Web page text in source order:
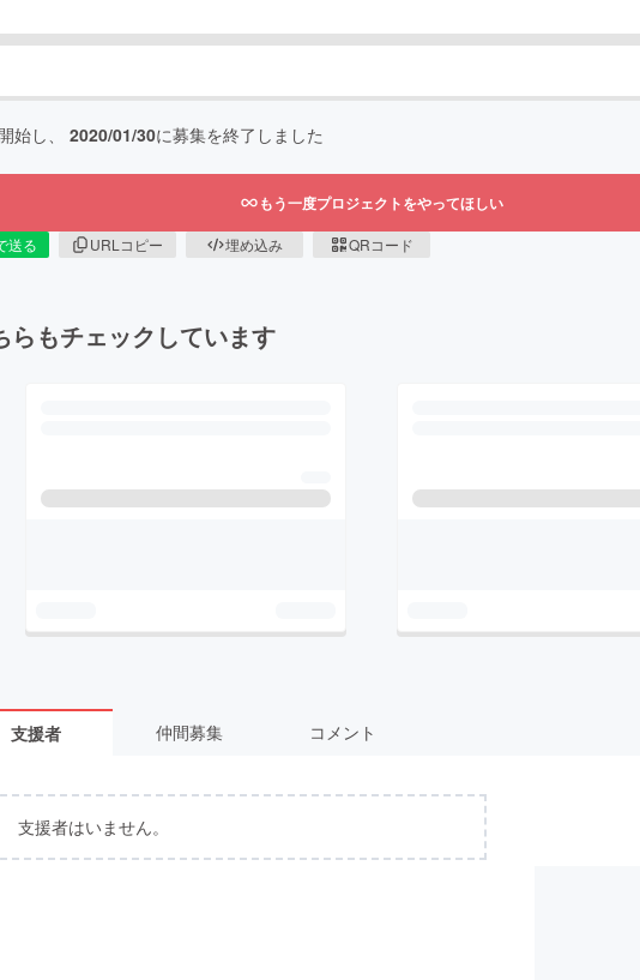
始し、 2020/01/30に募集を終了しました
もう一度プロジェクトをやってほしい
送る URLコピー 埋め込み QRコード
らもチェックしています
支援者 仲間募集 コメント
支援者はいません。